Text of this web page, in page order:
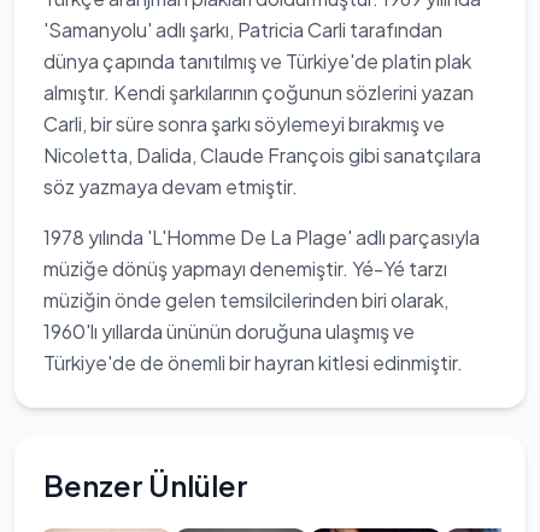
'Samanyolu' adlı şarkı, Patricia Carli tarafından
dünya çapında tanıtılmış ve Türkiye'de platin plak
almıştır. Kendi şarkılarının çoğunun sözlerini yazan
Carli, bir süre sonra şarkı söylemeyi bırakmış ve
Nicoletta, Dalida, Claude François gibi sanatçılara
söz yazmaya devam etmiştir.
1978 yılında 'L'Homme De La Plage' adlı parçasıyla
müziğe dönüş yapmayı denemiştir. Yé-Yé tarzı
müziğin önde gelen temsilcilerinden biri olarak,
1960'lı yıllarda ününün doruğuna ulaşmış ve
Türkiye'de de önemli bir hayran kitlesi edinmiştir.
Benzer Ünlüler